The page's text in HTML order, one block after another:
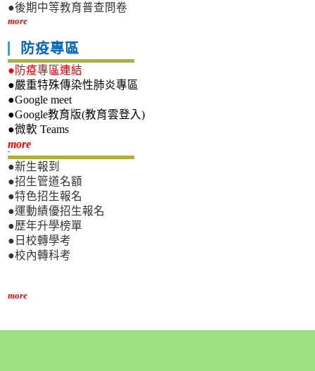
●後期中等教育普查問卷
more
防疫專區
●防疫專區連結
●嚴重特殊傳染性肺炎專區
●Google meet
●Google教育版(教育雲登入)
●微軟 Teams
more新生專區
●新生報到
●招生管道名額
●特色招生報名
●運動績優招生報名
●歷年升學榜單
●日校轉學考
●校內轉科考
more